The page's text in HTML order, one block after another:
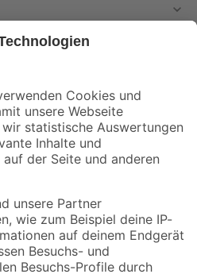
und Aktionen mehr verpassen!
Versandarten